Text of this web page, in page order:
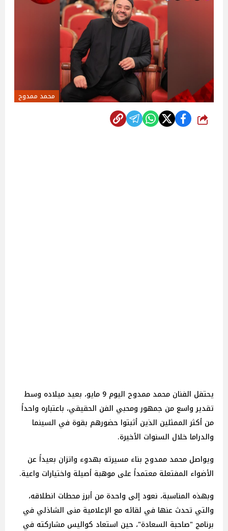
محمد ممدوح
شارك
يحتفل الفنان محمد ممدوح اليوم 9 مايو، بعيد ميلاده وسط
تقدير واسع من جمهور ومحبي الفن الحقيقي، باعتباره واحداً
من أكثر الممثلين الذين أثبتوا حضورهم بقوة في السينما
والدراما خلال السنوات الأخيرة.
ويواصل محمد ممدوح بناء مسيرته بهدوء واتزان بعيداً عن
الأضواء المفتعلة معتمداً على موهبة أصيلة واختيارات واعية.
وبهذه المناسبة، نعود إلى واحدة من أبرز محطات انطلاقه،
والتي تحدث عنها في لقائه مع الإعلامية منى الشاذلي في
برنامج "صاحبة السعادة"، حين استعاد كواليس مشاركته في